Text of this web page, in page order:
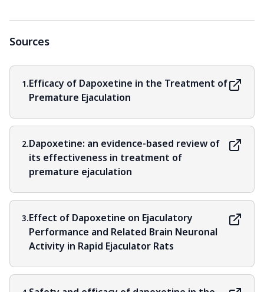
Sources
1.Efficacy of Dapoxetine in the Treatment of
Premature Ejaculation
2.Dapoxetine: an evidence-based review of
its effectiveness in treatment of
premature ejaculation
3.Effect of Dapoxetine on Ejaculatory
Performance and Related Brain Neuronal
Activity in Rapid Ejaculator Rats